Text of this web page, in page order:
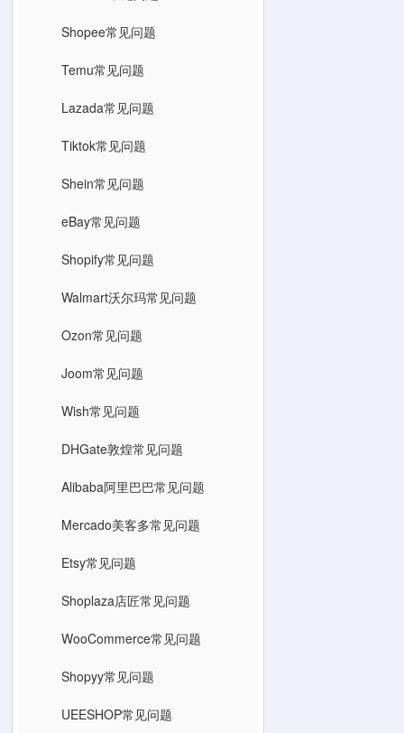
Shopee常见问题
Temu常见问题
Lazada常见问题
Tiktok常见问题
Shein常见问题
eBay常见问题
Shopify常见问题
Walmart沃尔玛常见问题
Ozon常见问题
Joom常见问题
Wish常见问题
DHGate敦煌常见问题
Alibaba阿里巴巴常见问题
Mercado美客多常见问题
Etsy常见问题
Shoplaza店匠常见问题
WooCommerce常见问题
Shopyy常见问题
UEESHOP常见问题